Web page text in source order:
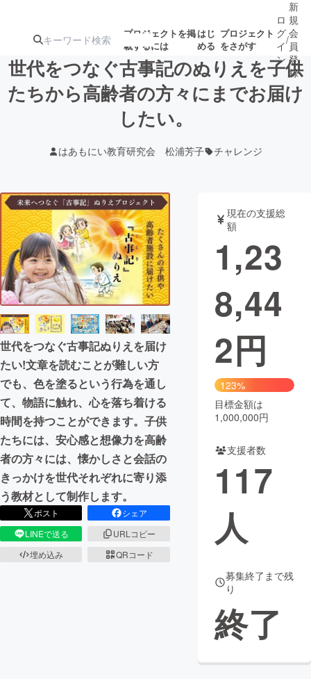
プロジェクトを掲
載するには
はじ
める
プロジェクト
をさがす
注目の新着プロ 募集終了が近いプ
テクノロジー・ガジェット
映像・映画 書籍・雑誌
ビジネス・起業 チャレンジ
まちづくり・地域活性化
CAMPFIRE for Social Good
CAMPFIRE Creation
CAMPFIREふるさと納税machi-ya コミュニティ
ロ
グ
イ
ン
/
新
規
会
員
登
録
世代をつなぐ古事記のぬりえを子供
たちから高齢者の方々にまでお届け
したい。
はあもにい教育研究会 松浦芳子 チャレンジ
世代をつなぐ古事記ぬりえを届け
たい!文章を読むことが難しい方
でも、色を塗るという行為を通し
て、物語に触れ、心を落ち着ける
時間を持つことができます。子供
たちには、安心感と想像力を高齢
者の方々には、懐かしさと会話の
きっかけを世代それぞれに寄り添
う教材として制作します。
ポスト
シェア
LINEで送る
URLコピー
埋め込み
QRコード
現在の支援総
額
1,23
8,44
2円
123%
目標金額は
1,000,000円
支援者数
117
人
募集終了まで残
り
終了